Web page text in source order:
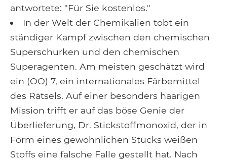
antwortete: "Für Sie kostenlos."
In der Welt der Chemikalien tobt ein
ständiger Kampf zwischen den chemischen
Superschurken und den chemischen
Superagenten. Am meisten geschätzt wird
ein (OO) 7, ein internationales Färbemittel
des Rätsels. Auf einer besonders haarigen
Mission trifft er auf das böse Genie der
Überlieferung, Dr. Stickstoffmonoxid, der in
Form eines gewöhnlichen Stücks weißen
Stoffs eine falsche Falle gestellt hat. Nach